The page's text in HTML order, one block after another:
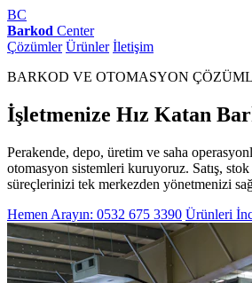
BC
Barkod Center
Çözümler Ürünler İletişim
BARKOD VE OTOMASYON
İşletmenize Hız Katan
Perakende, depo, üretim ve saha
otomasyon sistemleri kuruyoruz. Satış,
süreçlerinizi tek merkezden yönetmenizi
Hemen Arayın: 0532 675 3390 Ürünleri